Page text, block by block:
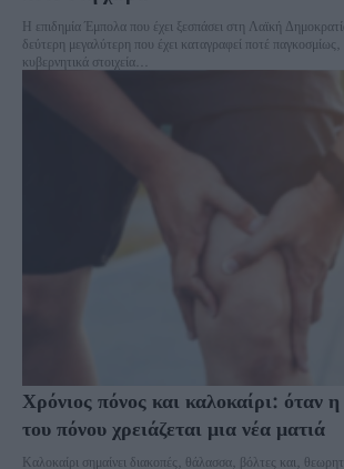
Η επιδημία Έμπολα που έχει ξεσπάσει στη Λαϊκή
δεύτερη μεγαλύτερη που έχει καταγραφεί ποτέ
κυβερνητικά στοιχεία...
Χρόνιος πόνος και καλοκαίρι: όταν η
του πόνου χρειάζεται μια νέα ματιά
Καλοκαίρι σημαίνει διακοπές, θάλασσα, βόλτες και,